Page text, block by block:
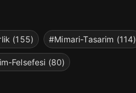
(155) #Mimari-Tasarim (114)
Felsefesi (80)